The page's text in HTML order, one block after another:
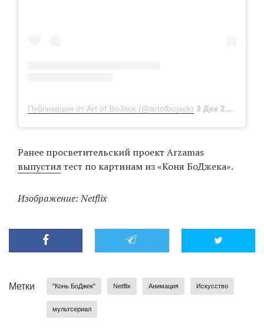
Публикация от Art of BoJack (@artofbojack) 3 Дек 2016 в 3:40 PST
Ранее просветительский проект Arzamas
выпустилтест по картинам из «Коня БоДжека».
Изображение: Netflix
Метки "Конь БоДжек" Netflix Анимация Искусство
мультсериал